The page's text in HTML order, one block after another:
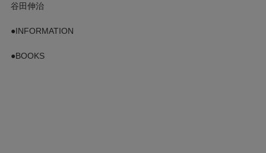
谷田伸治
●INFORMATION
●BOOKS